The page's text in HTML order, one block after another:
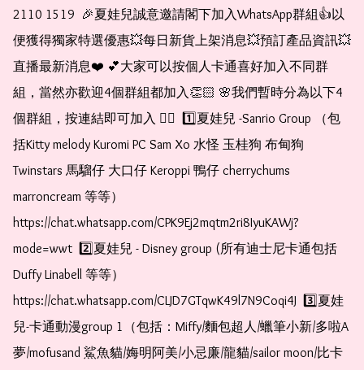
2110 1519  🎉夏娃兒誠意邀請閣下加入WhatsApp群組👍以
便獲得獨家特選優惠💥每日新貨上架消息💥預訂產品資訊💥
直播最新消息❤️ 💕大家可以按個人卡通喜好加入不同群
組，當然亦歡迎4個群組都加入👏🏻 🌸我們暫時分為以下4
個群組，按連結即可加入 👇🏻  1️⃣夏娃兒 -Sanrio Group （包
括Kitty melody Kuromi PC Sam Xo 水怪 玉桂狗 布甸狗
Twinstars 馬騮仔 大口仔 Keroppi 鴨仔 cherrychums
marroncream 等等）
https://chat.whatsapp.com/CPK9Ej2mqtm2ri8IyuKAWj?
mode=wwt  2️⃣夏娃兒 - Disney group (所有迪士尼卡通包括
Duffy Linabell 等等）
https://chat.whatsapp.com/CLJD7GTqwK49l7N9Coqi4J  3️⃣夏娃
兒-卡通動漫group 1（包括：Miffy/麵包超人/蠟筆小新/多啦A
夢/mofusand 鯊魚貓/娒明阿美/小忌廉/龍貓/sailor moon/比卡